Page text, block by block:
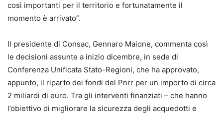
così importanti per il territorio e fortunatamente il
momento è arrivato”.
Il presidente di Consac, Gennaro Maione, commenta così
le decisioni assunte a inizio dicembre, in sede di
Conferenza Unificata Stato-Regioni, che ha approvato,
appunto, il riparto dei fondi del Pnrr per un importo di circa
2 miliardi di euro. Tra gli interventi finanziati – che hanno
l’obiettivo di migliorare la sicurezza degli acquedotti e